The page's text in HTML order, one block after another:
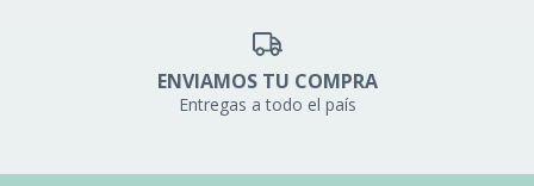
ENVIAMOS TU COMPRA
Entregas a todo el país